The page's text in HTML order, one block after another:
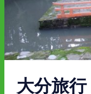
大分旅行